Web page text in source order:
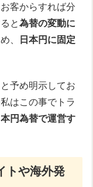
客からすれば分
と為替の変動に
、
日本円に固定
予め明示してお
はこの事でトラ
本円為替で運営す
トや海外発